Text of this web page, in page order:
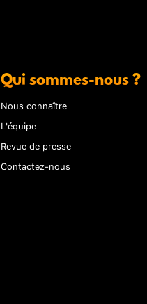
Qui sommes-nous ?
Nous connaître
L'équipe
Revue de presse
Contactez-nous